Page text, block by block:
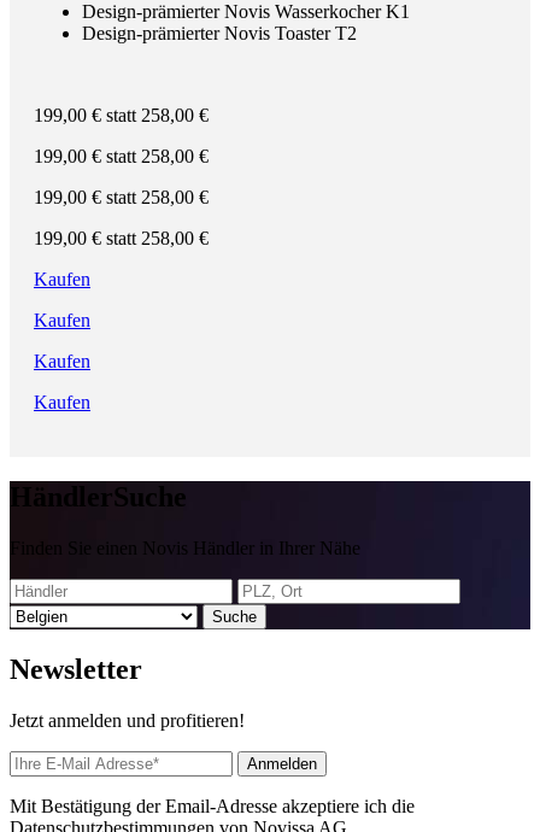
Design-prämierter Novis Wasserkocher K1
Design-prämierter Novis Toaster T2
199,00 € statt 258,00 €
199,00 € statt 258,00 €
199,00 € statt 258,00 €
199,00 € statt 258,00 €
Kaufen
Kaufen
Kaufen
Kaufen
HändlerSuche
Finden Sie einen Novis Händler in Ihrer Nähe
Suche
Newsletter
Jetzt anmelden und profitieren!
Anmelden
Mit Bestätigung der Email-Adresse akzeptiere ich die
Datenschutzbestimmungen von Novissa AG.